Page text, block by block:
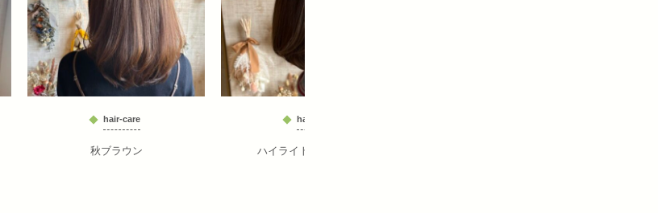
hair-care
秋ブラウン
hair-care
ハイライトを活かして